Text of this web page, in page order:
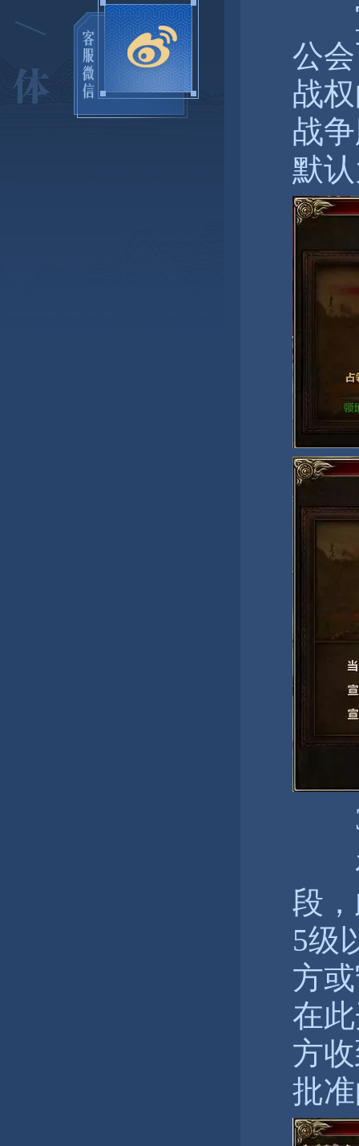
宣
公
战
战
默
3
在
段
5级
方
在
方
批